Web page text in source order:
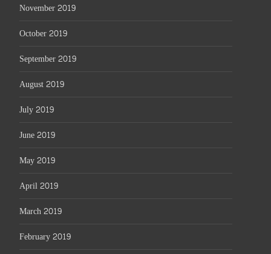
November 2019
October 2019
September 2019
August 2019
July 2019
June 2019
May 2019
April 2019
March 2019
February 2019